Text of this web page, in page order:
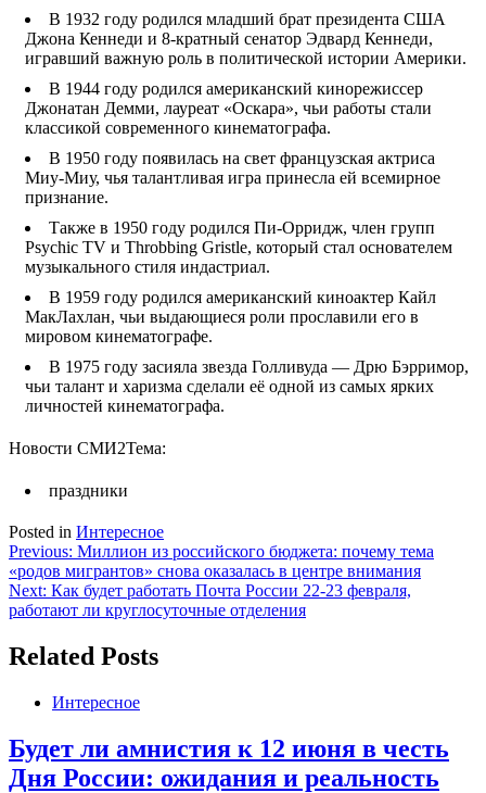
В 1932 году родился младший брат президента США
Джона Кеннеди и 8-кратный сенатор Эдвард Кеннеди,
игравший важную роль в политической истории Америки.
В 1944 году родился американский кинорежиссер
Джонатан Демми, лауреат «Оскара», чьи работы стали
классикой современного кинематографа.
В 1950 году появилась на свет французская актриса
Миу-Миу, чья талантливая игра принесла ей всемирное
признание.
Также в 1950 году родился Пи-Орридж, член групп
Psychic TV и Throbbing Gristle, который стал основателем
музыкального стиля индастриал.
В 1959 году родился американский киноактер Кайл
МакЛахлан, чьи выдающиеся роли прославили его в
мировом кинематографе.
В 1975 году засияла звезда Голливуда — Дрю Бэрримор,
чьи талант и харизма сделали её одной из самых ярких
личностей кинематографа.
Новости СМИ2Тема:
праздники
Posted in Интересное
Навигация
по
записям
Previous: Миллион из российского бюджета: почему тема
«родов мигрантов» снова оказалась в центре внимания
Next: Как будет работать Почта России 22-23 февраля,
работают ли круглосуточные отделения
Related Posts
Интересное
Будет ли амнистия к 12 июня в честь
Дня России: ожидания и реальность